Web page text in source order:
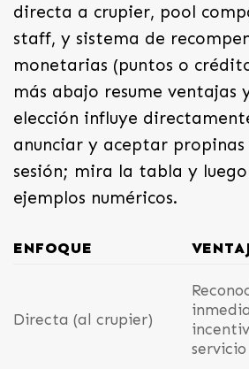
directa a crupier, pool
staff, y sistema de
monetarias (puntos o
más abajo resume ventajas
elección influye
anunciar y aceptar
sesión; mira la tabla y luego
ejemplos numéricos.
ENFOQUE
Directa (al crupier)
servicio